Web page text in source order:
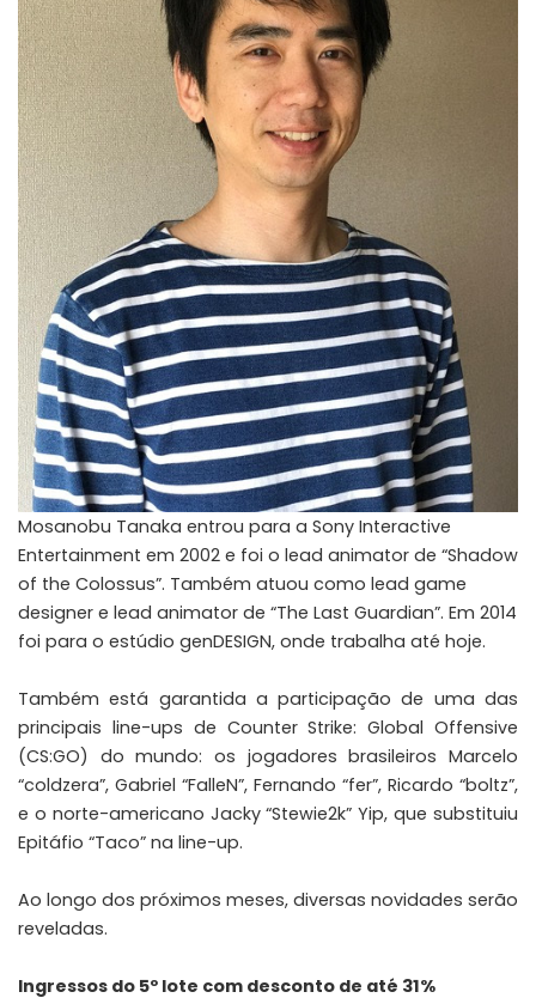
Mosanobu Tanaka entrou para a Sony Interactive
Entertainment em 2002 e foi o lead animator de “Shadow
of the Colossus”. Também atuou como lead game
designer e lead animator de “The Last Guardian”. Em 2014
foi para o estúdio genDESIGN, onde trabalha até hoje.
Também está garantida a participação de uma das
principais line-ups de Counter Strike: Global Offensive
(CS:GO) do mundo: os jogadores brasileiros Marcelo
“coldzera”, Gabriel “FalleN”, Fernando “fer”, Ricardo “boltz”,
e o norte-americano Jacky “Stewie2k” Yip, que substituiu
Epitáfio “Taco” na line-up.
Ao longo dos próximos meses, diversas novidades serão
reveladas.
Ingressos do 5º lote com desconto de até 31%